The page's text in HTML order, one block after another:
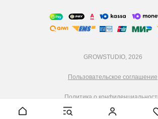
GROWSTUDIO, 2026
Пользовательское соглашение
Политика о